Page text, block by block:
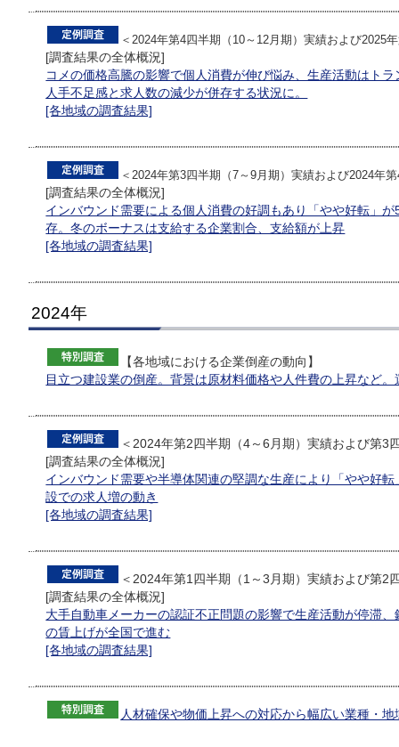
＜2024年第4四半期（10～12月期）実績および2025
[調査結果の全体概況]
コメの価格高騰の影響で個人消費が伸び悩み、生産活動はト
人手不足感と求人数の減少が併存する状況に。
[各地域の調査結果]
＜2024年第3四半期（7～9月期）実績および2024年
[調査結果の全体概況]
インバウンド需要による個人消費の好調もあり「やや好転」
存。冬のボーナスは支給する企業割合、支給額が上昇
[各地域の調査結果]
2024年
【各地域における企業倒産の動向】
目立つ建設業の倒産。背景は原材料価格や人件費の上昇など
＜2024年第2四半期（4～6月期）実績および第3
[調査結果の全体概況]
インバウンド需要や半導体関連の堅調な生産により「やや好
設での求人増の動き
[各地域の調査結果]
＜2024年第1四半期（1～3月期）実績および第2
[調査結果の全体概況]
大手自動車メーカーの認証不正問題の影響で生産活動が停滞
の賃上げが全国で進む
[各地域の調査結果]
人材確保や物価上昇への対応から幅広い業種・